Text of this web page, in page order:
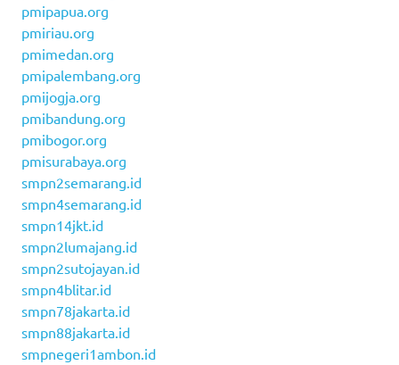
pmipapua.org
pmiriau.org
pmimedan.org
pmipalembang.org
pmijogja.org
pmibandung.org
pmibogor.org
pmisurabaya.org
smpn2semarang.id
smpn4semarang.id
smpn14jkt.id
smpn2lumajang.id
smpn2sutojayan.id
smpn4blitar.id
smpn78jakarta.id
smpn88jakarta.id
smpnegeri1ambon.id